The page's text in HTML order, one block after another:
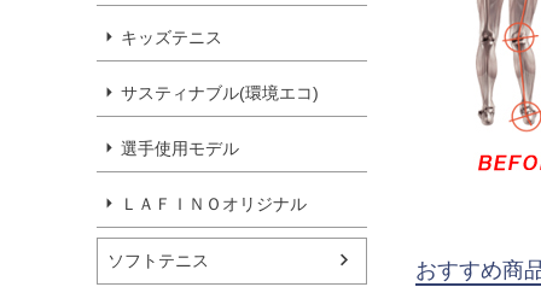
キッズテニス
サスティナブル(環境エコ)
選手使用モデル
ＬＡＦＩＮＯオリジナル
ソフトテニス おすすめ商